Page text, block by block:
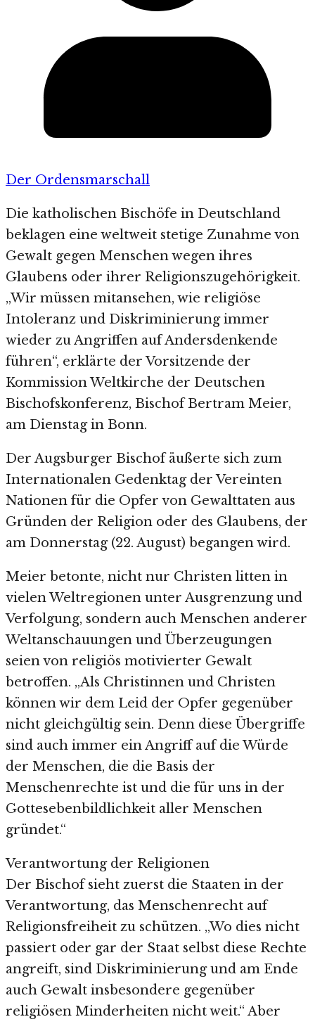
Der Ordensmarschall
Die katholischen Bischöfe in Deutschland
beklagen eine weltweit stetige Zunahme von
Gewalt gegen Menschen wegen ihres
Glaubens oder ihrer Religionszugehörigkeit.
„Wir müssen mitansehen, wie religiöse
Intoleranz und Diskriminierung immer
wieder zu Angriffen auf Andersdenkende
führen“, erklärte der Vorsitzende der
Kommission Weltkirche der Deutschen
Bischofskonferenz, Bischof Bertram Meier,
am Dienstag in Bonn.
Der Augsburger Bischof äußerte sich zum
Internationalen Gedenktag der Vereinten
Nationen für die Opfer von Gewalttaten aus
Gründen der Religion oder des Glaubens, der
am Donnerstag (22. August) begangen wird.
Meier betonte, nicht nur Christen litten in
vielen Weltregionen unter Ausgrenzung und
Verfolgung, sondern auch Menschen anderer
Weltanschauungen und Überzeugungen
seien von religiös motivierter Gewalt
betroffen. „Als Christinnen und Christen
können wir dem Leid der Opfer gegenüber
nicht gleichgültig sein. Denn diese Übergriffe
sind auch immer ein Angriff auf die Würde
der Menschen, die die Basis der
Menschenrechte ist und die für uns in der
Gottesebenbildlichkeit aller Menschen
gründet.“
Verantwortung der Religionen
Der Bischof sieht zuerst die Staaten in der
Verantwortung, das Menschenrecht auf
Religionsfreiheit zu schützen. „Wo dies nicht
passiert oder gar der Staat selbst diese Rechte
angreift, sind Diskriminierung und am Ende
auch Gewalt insbesondere gegenüber
religiösen Minderheiten nicht weit.“ Aber